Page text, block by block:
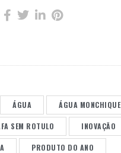
ÁGUA ÁGUA MONCHIQUE
SEM ROTULO INOVAÇÃO
PRODUTO DO ANO